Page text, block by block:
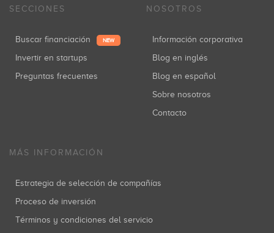
SECCIONES
Buscar financiación NEW
Invertir en startups
Preguntas frecuentes
NOSOTROS
Información corporativa
Blog en inglés
Blog en español
Sobre nosotros
Contacto
MÁS INFORMACIÓN
Estrategia de selección de compañías
Proceso de inversión
Términos y condiciones del servicio